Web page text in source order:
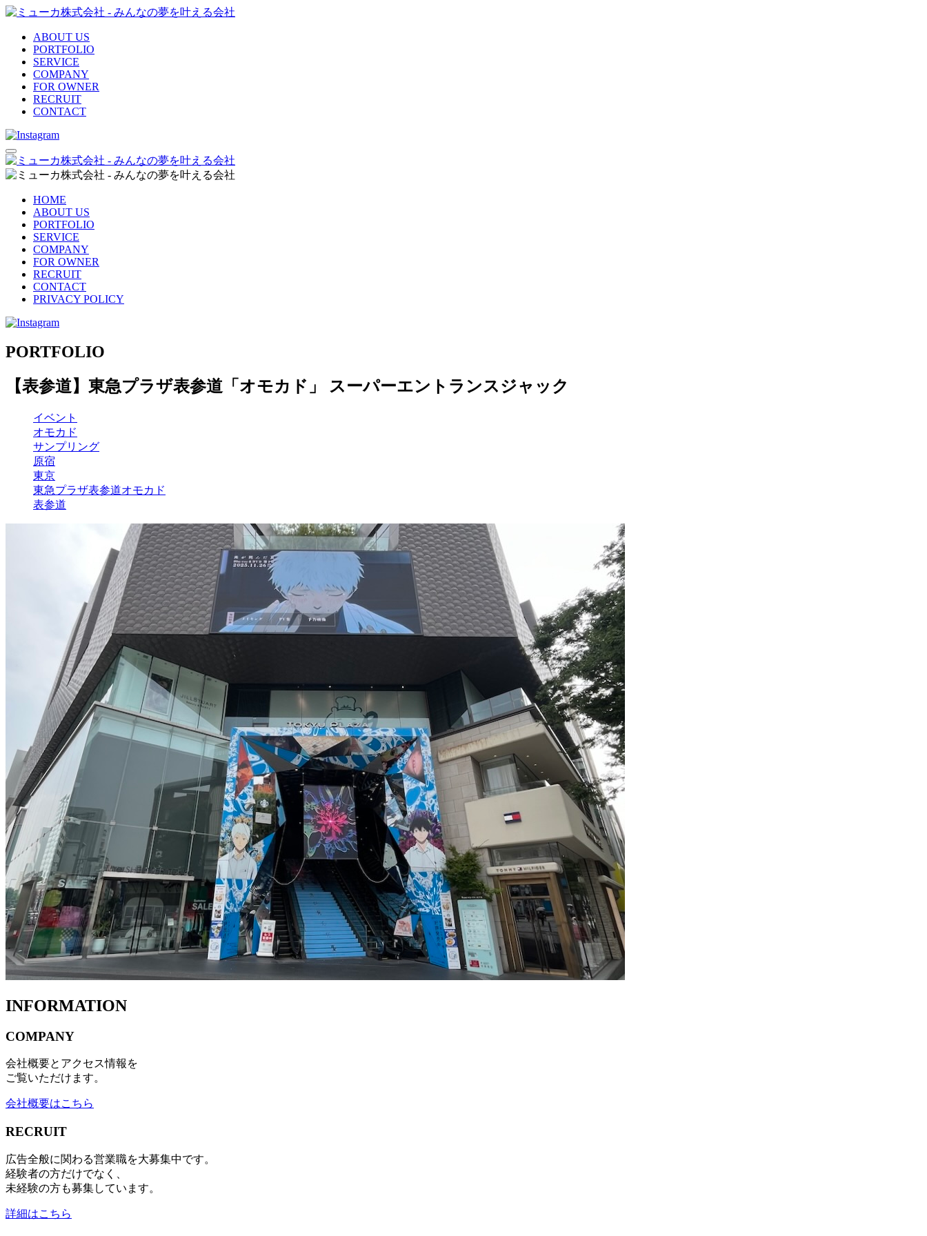
ABOUT US
PORTFOLIO
SERVICE
COMPANY
FOR OWNER
RECRUIT
CONTACT
HOME
ABOUT US
PORTFOLIO
SERVICE
COMPANY
FOR OWNER
RECRUIT
CONTACT
PRIVACY POLICY
PORTFOLIO
【表参道】東急プラザ表参道「オモカド」 スーパーエントランスジャック
イベント
オモカド
サンプリング
原宿
東京
東急プラザ表参道オモカド
表参道
INFORMATION
COMPANY
会社概要とアクセス情報を
ご覧いただけます。
会社概要はこちら
RECRUIT
広告全般に関わる営業職を大募集中です。
経験者の方だけでなく、
未経験の方も募集しています。
詳細はこちら